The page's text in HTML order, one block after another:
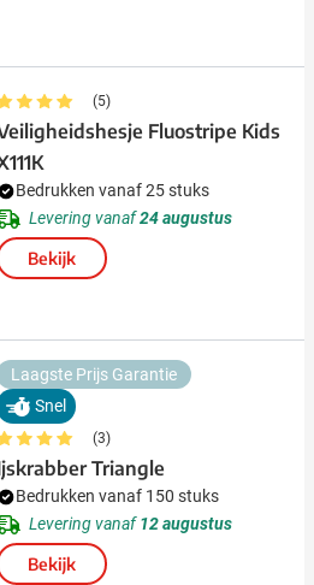
(5)
Fluostripe Kids
Bedrukken vanaf 25 stuks
Levering vanaf24 augustus
Bekijk
Laagste Prijs Garantie
Snel
(3)
Triangle
Bedrukken vanaf 150 stuks
Levering vanaf12 augustus
Bekijk